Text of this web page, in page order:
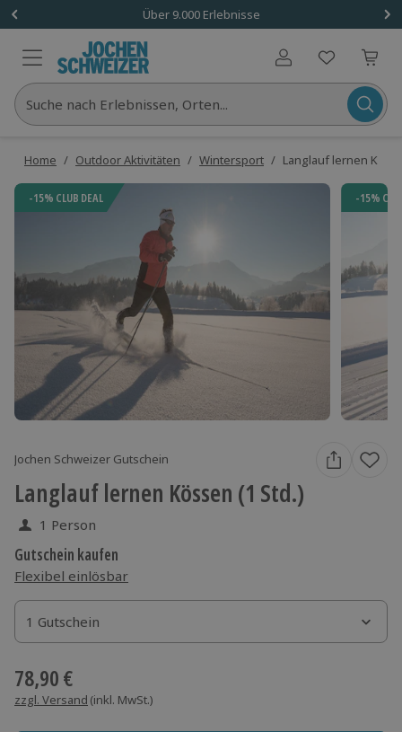
Über 9.000 Erlebnisse
Benutzerkonto
Suche nach Erlebnissen, Orten...
Home / Outdoor Aktivitäten / Wintersport / Langlauf lernen
-15% CLUB DEAL -15%
Jochen Schweizer Gutschein
Langlauf lernen Kössen (1 Std.)
1 Person
Gutschein kaufen
Flexibel einlösbar
1 Gutschein
1 Gutschein
1 Gutschein
78,90 €
zzgl. Versand (inkl. MwSt.)